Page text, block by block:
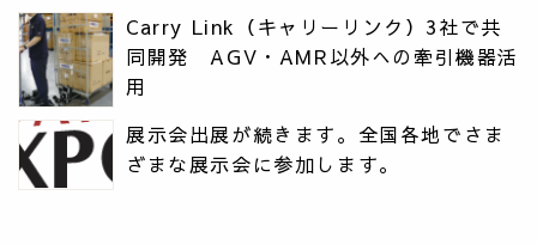
Carry Link（キャリーリンク）3社で共
同開発 AGV・AMR以外への牽引機器活
用
展示会出展が続きます。全国各地でさま
ざまな展示会に参加します。